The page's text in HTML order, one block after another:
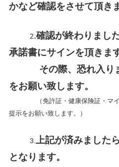
かなど確認をさせて頂き
2.確認が終わりまし
承諾書にサインを頂きます
その際、恐れ入り
をお願い致します。
（免許証・健康保険証・マ
提示をお願い致します。）
3. 上記が済みました
となります。